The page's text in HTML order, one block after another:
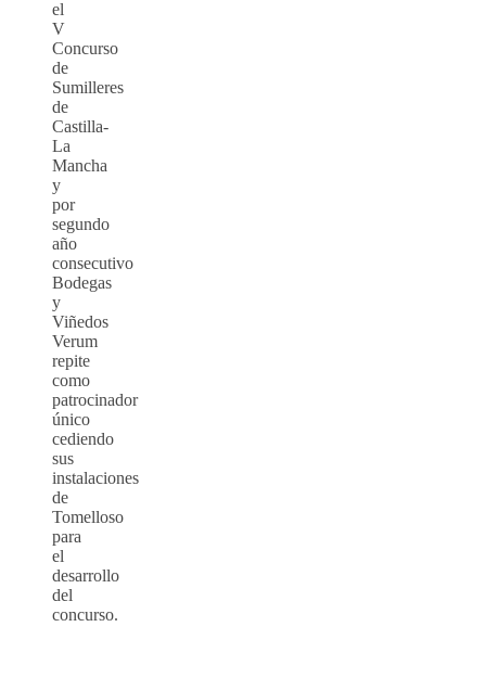
el
V
Concurso
de
Sumilleres
de
Castilla-
La
Mancha
y
por
segundo
año
consecutivo
Bodegas
y
Viñedos
Verum
repite
como
patrocinador
único
cediendo
sus
instalaciones
de
Tomelloso
para
el
desarrollo
del
concurso.